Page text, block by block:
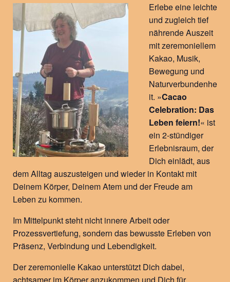
Erlebe eine leichte
und zugleich tief
nährende Auszeit
mit zeremoniellem
Kakao, Musik,
Bewegung und
Naturverbundenhe
it. »Cacao
Celebration: Das
Leben feiern!« ist
ein 2-stündiger
Erlebnisraum, der
Dich einlädt, aus
dem Alltag auszusteigen und wieder in Kontakt mit
Deinem Körper, Deinem Atem und der Freude am
Leben zu kommen.
Im Mittelpunkt steht nicht innere Arbeit oder
Prozessvertiefung, sondern das bewusste Erleben von
Präsenz, Verbindung und Lebendigkeit.
Der zeremonielle Kakao unterstützt Dich dabei,